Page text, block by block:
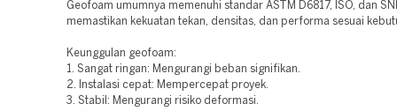
Geofoam umumnya memenuhi standar ASTM D6817, ISO, dan
memastikan kekuatan tekan, densitas, dan performa sesuai
Keunggulan geofoam:
1. Sangat ringan: Mengurangi beban signifikan.
2. Instalasi cepat: Mempercepat proyek.
3. Stabil: Mengurangi risiko deformasi.